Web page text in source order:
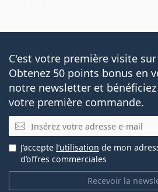
C'est votre première visite
Obtenez 50 points bonus en
notre newsletter et
votre première commande.
E-mail
Recevoir la
J’accepte l’utilisation de mon
d’offres commerciales